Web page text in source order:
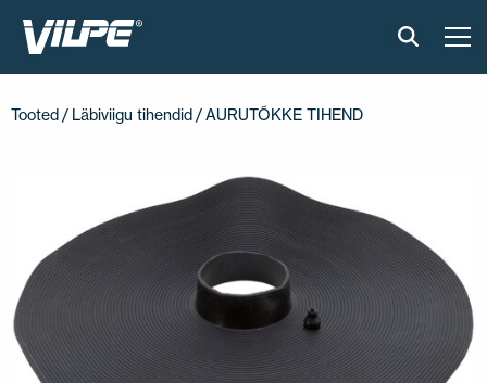
PAIGALDUS JA MATERJALID
AKTUAALNE
VÕTA MEIEGA ÜHENDUST
EN FI USA PL SV LT LV ET UK RU
Tooted / Läbiviigu tihendid / AURUTÕKKE TIHEND